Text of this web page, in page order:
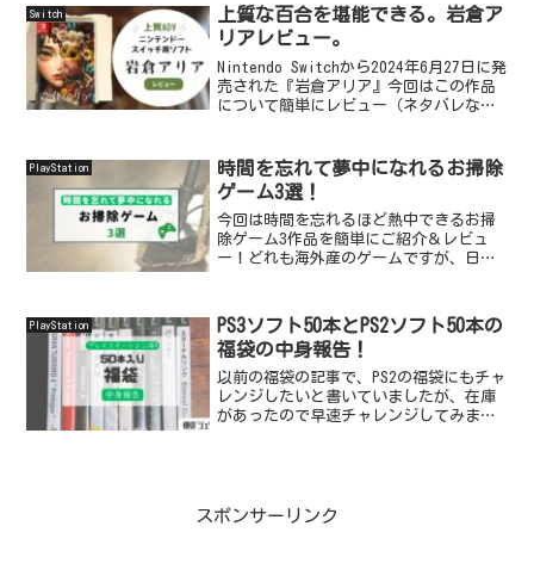
今回は『エヴァーメイデン～堕落の園の
乙女たち～』を...
Switch
上質な百合を堪能できる。岩倉ア
リアレビュー。
Nintendo Switchから2024年6月27日に発
売された『岩倉アリア』今回はこの作品
について簡単にレビュー（ネタバレな
テム総合評価プレイ時間約10時間久斗...
PlayStation
時間を忘れて夢中になれるお掃除
ゲーム3選！
今回は時間を忘れるほど熱中できるお掃
除ゲーム3作品を簡単にご紹介＆レビュ
ー！どれも海外産のゲームですが、日本
る作品ですので、苦手な方は注意してく
ださい。CRIME S...
PlayStation
PS3ソフト50本とPS2ソフト50本の
福袋の中身報告！
以前の福袋の記事で、PS2の福袋にもチャ
レンジしたいと書いていましたが、在庫
があったので早速チャレンジしてみまし
スポンサーリンク